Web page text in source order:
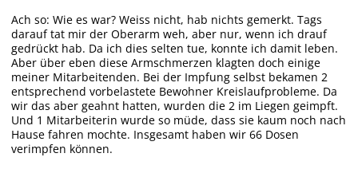
Ach so: Wie es war? Weiss nicht, hab nichts gemerkt. Tags
darauf tat mir der Oberarm weh, aber nur, wenn ich drauf
gedrückt hab. Da ich dies selten tue, konnte ich damit leben.
Aber über eben diese Armschmerzen klagten doch einige
meiner Mitarbeitenden. Bei der Impfung selbst bekamen 2
entsprechend vorbelastete Bewohner Kreislaufprobleme. Da
wir das aber geahnt hatten, wurden die 2 im Liegen geimpft.
Und 1 Mitarbeiterin wurde so müde, dass sie kaum noch nach
Hause fahren mochte. Insgesamt haben wir 66 Dosen
verimpfen können.